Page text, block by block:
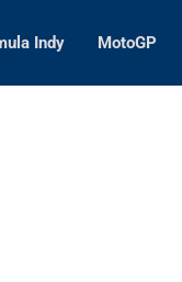
Indy MotoGP